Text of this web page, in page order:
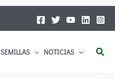
SEMILLAS NOTICIAS